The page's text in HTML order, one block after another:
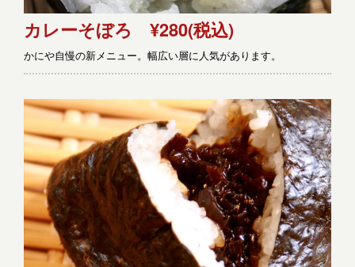
カレーそぼろ ¥280(税込)
かにや自慢の新メニュー。幅広い層に人気があります。